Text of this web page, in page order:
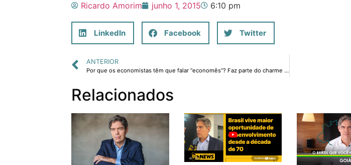
Ricardo Amorim junho 1, 2015 6:10 pm
LinkedIn Facebook Twitter
ANTERIOR
Por que os economistas têm que falar “economês”? Faz parte do charme falar difícil e usar jargões? #RicardoResponde
Relacionados